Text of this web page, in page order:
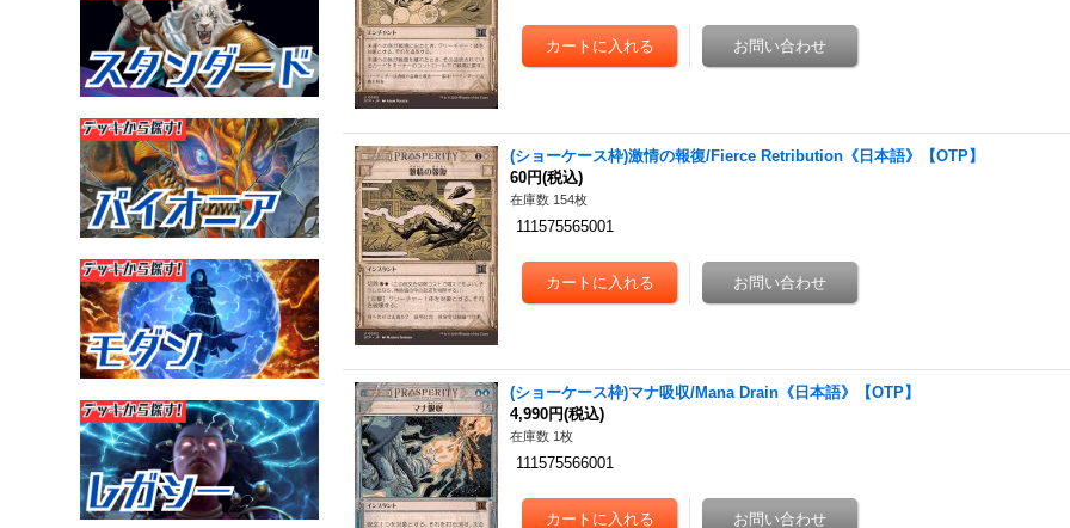
(ショーケース枠)激情の報復/Fierce Retribution《日本語》【OTP】
60円(税込)
在庫数 154枚
111575565001
(ショーケース枠)マナ吸収/Mana Drain《日本語》【OTP】
4,990円(税込)
在庫数 1枚
111575566001